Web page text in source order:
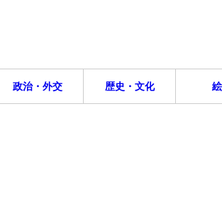
政治・外交 歴史・文化